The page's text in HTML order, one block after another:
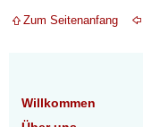
Zum Seitenanfang
Willkommen